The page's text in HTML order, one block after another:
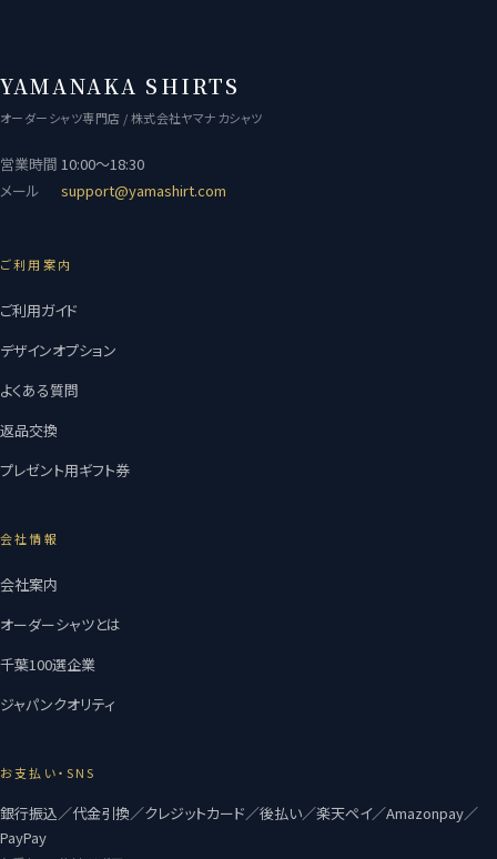
YAMANAKA SHIRTS
オーダーシャツ専門店 / 株式会社ヤマナカシャツ
営業時間 10:00〜18:30
メール
support@yamashirt.com
ご利用案内
ご利用ガイド
デザインオプション
よくある質問
返品交換
プレゼント用ギフト券
会社情報
会社案内
オーダーシャツとは
千葉100選企業
ジャパンクオリティ
お支払い・SNS
銀行振込／代金引換／クレジットカード／後払い／楽天ペイ／Amazonpay／
PayPay